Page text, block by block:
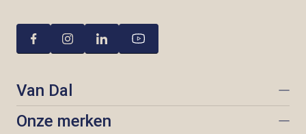
Van Dal
Onze merken